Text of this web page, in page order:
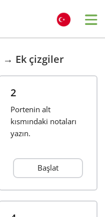
→ Ek çizgiler
2
Portenin alt
kısmındaki notaları
yazın.
Başlat